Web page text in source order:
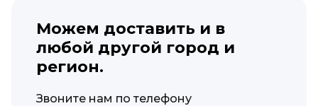
Можем доставить и в
любой другой город и
регион.
Звоните нам по телефону